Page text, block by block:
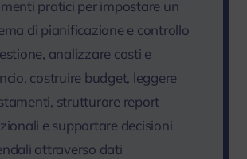
pratici per impostare un
di pianificazione e controllo
analizzare costi e
costruire budget, leggere
strutturare report
e supportare decisioni
attraverso dati